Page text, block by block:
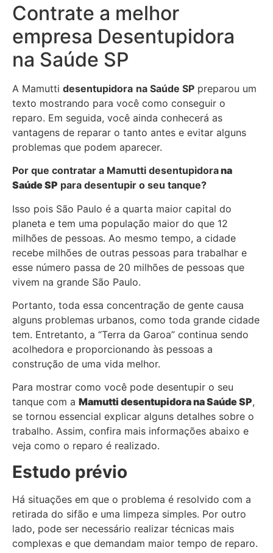
Contrate a melhor
empresa Desentupidora
na Saúde SP
A Mamutti desentupidora na Saúde SP preparou um
texto mostrando para você como conseguir o
reparo. Em seguida, você ainda conhecerá as
vantagens de reparar o tanto antes e evitar alguns
problemas que podem aparecer.
Por que contratar a Mamutti desentupidorana
Saúde SP para desentupir o seu tanque?
Isso pois São Paulo é a quarta maior capital do
planeta e tem uma população maior do que 12
milhões de pessoas. Ao mesmo tempo, a cidade
recebe milhões de outras pessoas para trabalhar e
esse número passa de 20 milhões de pessoas que
vivem na grande São Paulo.
Portanto, toda essa concentração de gente causa
alguns problemas urbanos, como toda grande cidade
tem. Entretanto, a “Terra da Garoa” continua sendo
acolhedora e proporcionando às pessoas a
construção de uma vida melhor.
Para mostrar como você pode desentupir o seu
tanque com a Mamutti desentupidorana Saúde SP,
se tornou essencial explicar alguns detalhes sobre o
trabalho. Assim, confira mais informações abaixo e
veja como o reparo é realizado.
Estudo prévio
Há situações em que o problema é resolvido com a
retirada do sifão e uma limpeza simples. Por outro
lado, pode ser necessário realizar técnicas mais
complexas e que demandam maior tempo de reparo.